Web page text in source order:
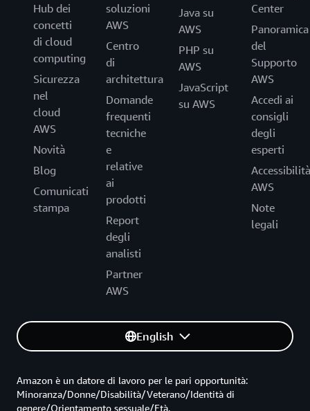
Hub dei
concetti
di cloud
computing
Sicurezza
nel
cloud
AWS
Novità
Blog
Comunicati
stampa
soluzioni
AWS
Centro
di
architettura
Domande
frequenti
tecniche
e
relative
ai
prodotti
Report
degli
analisti
Partner
AWS
Java su
AWS
PHP su
AWS
JavaScript
su AWS
Center
Panoramica
del
Supporto
AWS
Accedi ai
consigli
degli
esperti
Accessibilità
AWS
Note
legali
English
Amazon è un datore di lavoro per le pari opportunità:
Minoranza/Donne/Disabilità/Veterano/Identità di
genere/Orientamento sessuale/Età.